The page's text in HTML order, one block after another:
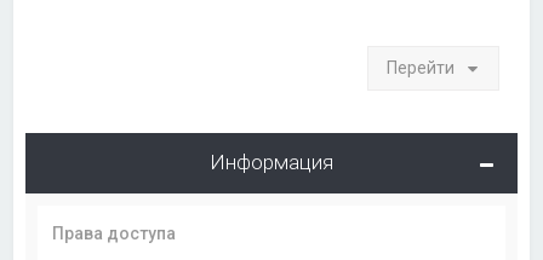
Перейти
Информация
Права доступа